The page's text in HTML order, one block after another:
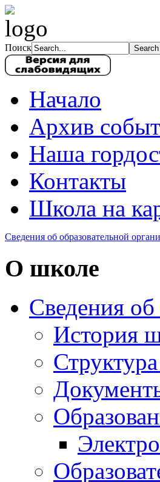
Поиск
Начало
Архив
Наша
Контакты
Школа на
Сведения об образовательной
О школе
Сведения об
История